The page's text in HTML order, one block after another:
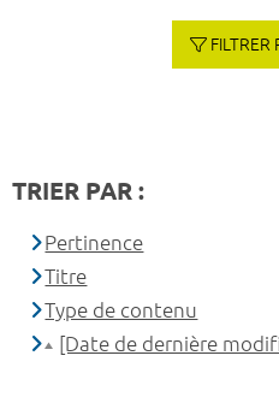
FILTRER
TRIER PAR :
Pertinence
Titre
Type de contenu
[Date de dernière